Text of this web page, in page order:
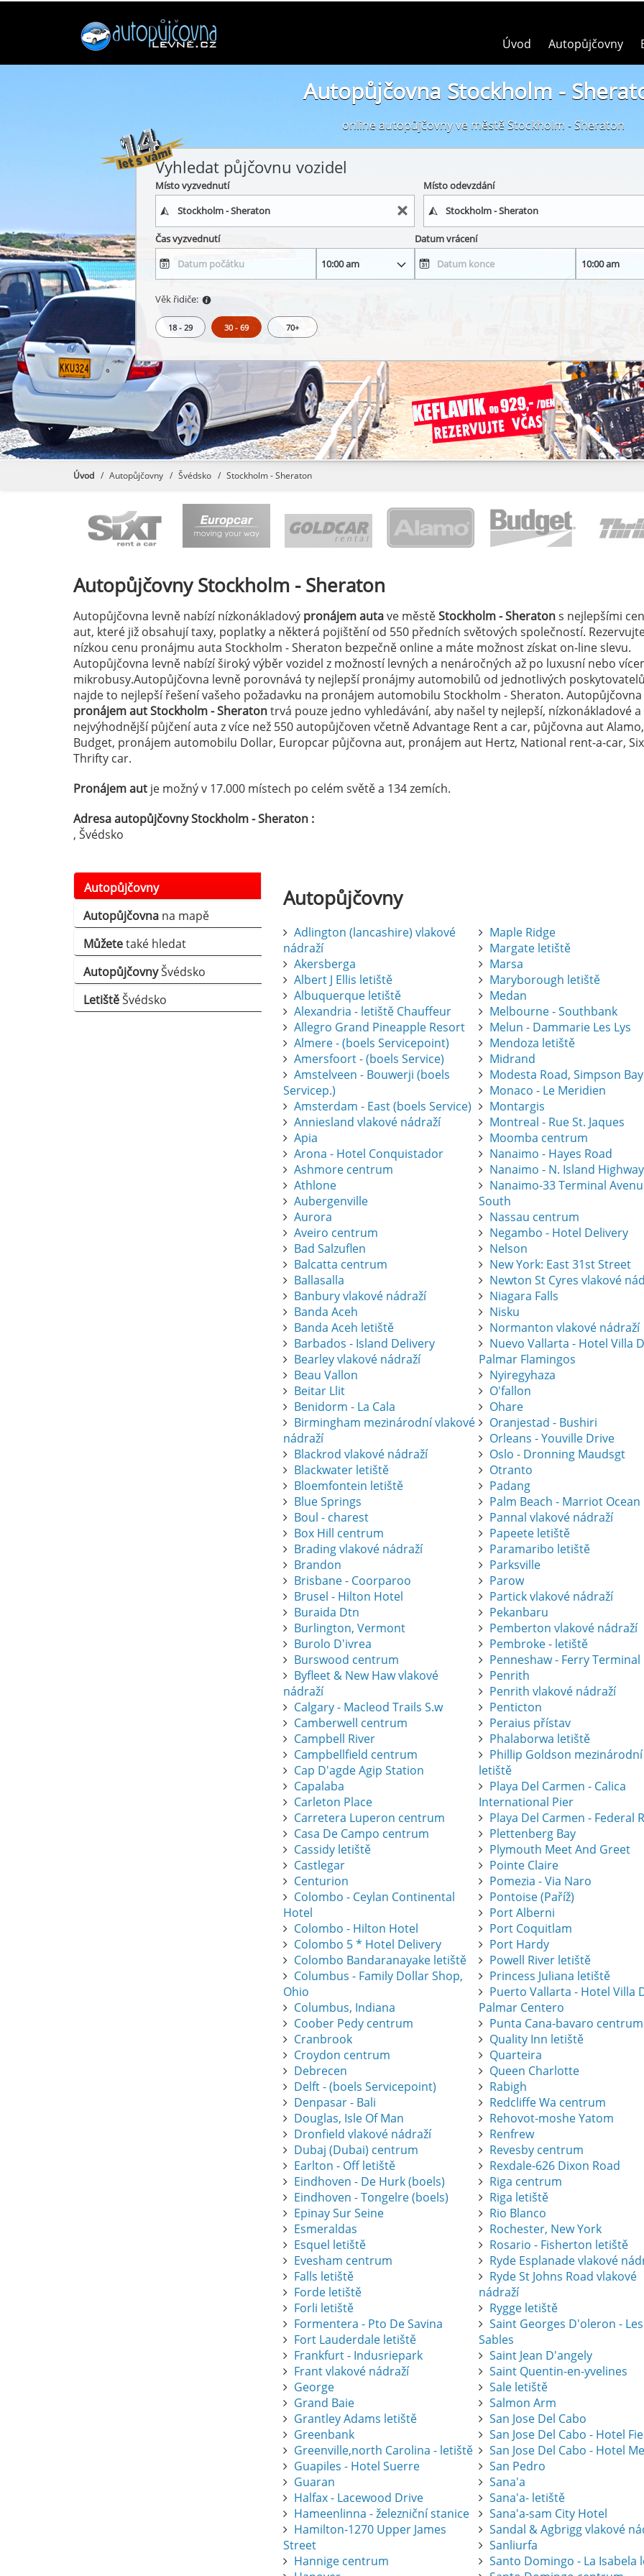
Úvod Autopůjčovny
Autopůjčovna Stockholm -
online autopůjčovny ve městě Stockholm - Sheraton
Vyhledat půjčovnu vozidel
Místo vyzvednutí Místo odevzdání
Čas vyzvednutí Datum vrácení
Věk řidiče:
18 - 29 30 - 69 70+
Úvod Autopůjčovny Švédsko Stockholm - Sheraton
AutopůjčovnyStockholm - Sheraton
Autopůjčovna levně nabízí nízkonákladový pronájem autave městěStockholm - Sheratons nejlepšími
aut, které již obsahují taxy, poplatky a některá pojištění od 550 předních světových společností.
nízkou cenu pronájmu auta Stockholm - Sheraton bezpečně online a máte možnost získat on-line slevu.
Autopůjčovna levně nabízí široký výběr vozidel z možností levných a nenáročných až po luxusní nebo
mikrobusy.Autopůjčovna levně porovnává ty nejlepší pronájmy automobilů od jednotlivých
najde to nejlepší řešení vašeho požadavku na pronájem automobilu Stockholm - Sheraton.
pronájem aut Stockholm - Sheratontrvá pouze jedno vyhledávání, aby našel ty nejlepší, nízkonákladové a
nejvýhodnější půjčení auta z více než 550 autopůjčoven včetně Advantage Rent a car, půjčovna aut Alamo,
Budget, pronájem automobilu Dollar, Europcar půjčovna aut, pronájem aut Hertz, National rent-a-car,
Thrifty car.
Pronájem aut je možný v 17.000 místech po celém světě a 134 zemích.
Adresa autopůjčovny Stockholm - Sheraton :
, Švédsko
Autopůjčovny
Autopůjčovna na mapě
Můžetetaké hledat
AutopůjčovnyŠvédsko
LetištěŠvédsko
Autopůjčovny
Adlington (lancashire) vlakové
nádraží
Akersberga
Albert J Ellis letiště
Albuquerque letiště
Alexandria - letiště Chauffeur
Allegro Grand Pineapple Resort
Almere - (boels Servicepoint)
Amersfoort - (boels Service)
Amstelveen - Bouwerji (boels
Servicep.)
Amsterdam - East (boels Service)
Anniesland vlakové nádraží
Apia
Arona - Hotel Conquistador
Ashmore centrum
Athlone
Aubergenville
Aurora
Aveiro centrum
Bad Salzuflen
Balcatta centrum
Ballasalla
Banbury vlakové nádraží
Banda Aceh
Banda Aceh letiště
Barbados - Island Delivery
Bearley vlakové nádraží
Beau Vallon
Beitar Llit
Benidorm - La Cala
Birmingham mezinárodní vlakové
nádraží
Blackrod vlakové nádraží
Blackwater letiště
Bloemfontein letiště
Blue Springs
Boul - charest
Box Hill centrum
Brading vlakové nádraží
Brandon
Brisbane - Coorparoo
Brusel - Hilton Hotel
Buraida Dtn
Burlington, Vermont
Burolo D'ivrea
Burswood centrum
Byfleet & New Haw vlakové
nádraží
Calgary - Macleod Trails S.w
Camberwell centrum
Campbell River
Campbellfield centrum
Cap D'agde Agip Station
Capalaba
Carleton Place
Carretera Luperon centrum
Casa De Campo centrum
Cassidy letiště
Castlegar
Centurion
Colombo - Ceylan Continental
Hotel
Colombo - Hilton Hotel
Colombo 5 * Hotel Delivery
Colombo Bandaranayake letiště
Columbus - Family Dollar Shop,
Ohio
Columbus, Indiana
Coober Pedy centrum
Cranbrook
Croydon centrum
Debrecen
Delft - (boels Servicepoint)
Denpasar - Bali
Douglas, Isle Of Man
Dronfield vlakové nádraží
Dubaj (Dubai) centrum
Earlton - Off letiště
Eindhoven - De Hurk (boels)
Eindhoven - Tongelre (boels)
Epinay Sur Seine
Esmeraldas
Esquel letiště
Evesham centrum
Falls letiště
Forde letiště
Forli letiště
Formentera - Pto De Savina
Fort Lauderdale letiště
Frankfurt - Indusriepark
Frant vlakové nádraží
George
Grand Baie
Grantley Adams letiště
Greenbank
Greenville,north Carolina - letiště
Guapiles - Hotel Suerre
Guaran
Halfax - Lacewood Drive
Hameenlinna - železniční stanice
Hamilton-1270 Upper James
Street
Hannige centrum
Maple Ridge
Margate letiště
Marsa
Maryborough letiště
Medan
Melbourne - Southbank
Melun - Dammarie Les Lys
Mendoza letiště
Midrand
Modesta Road, Simpson Bay
Monaco - Le Meridien
Montargis
Montreal - Rue St. Jaques
Moomba centrum
Nanaimo - Hayes Road
Nanaimo - N. Island Highway
Nanaimo-33 Terminal
South
Nassau centrum
Negambo - Hotel Delivery
Nelson
New York: East 31st Street
Newton St Cyres vlakové
Niagara Falls
Nisku
Normanton vlakové nádraží
Nuevo Vallarta - Hotel Villa
Palmar Flamingos
Nyiregyhaza
O'fallon
Ohare
Oranjestad - Bushiri
Orleans - Youville Drive
Oslo - Dronning Maudsgt
Otranto
Padang
Palm Beach - Marriot Ocean
Pannal vlakové nádraží
Papeete letiště
Paramaribo letiště
Parksville
Parow
Partick vlakové nádraží
Pekanbaru
Pemberton vlakové nádraží
Pembroke - letiště
Penneshaw - Ferry Terminal
Penrith
Penrith vlakové nádraží
Penticton
Peraius přístav
Phalaborwa letiště
Phillip Goldson mezinárodní
letiště
Playa Del Carmen - Calica
International Pier
Playa Del Carmen - Federal
Plettenberg Bay
Plymouth Meet And Greet
Pointe Claire
Pomezia - Via Naro
Pontoise (Paříž)
Port Alberni
Port Coquitlam
Port Hardy
Powell River letiště
Princess Juliana letiště
Puerto Vallarta - Hotel Villa
Palmar Centero
Punta Cana-bavaro centrum
Quality Inn letiště
Quarteira
Queen Charlotte
Rabigh
Redcliffe Wa centrum
Rehovot-moshe Yatom
Renfrew
Revesby centrum
Rexdale-626 Dixon Road
Riga centrum
Riga letiště
Rio Blanco
Rochester, New York
Rosario - Fisherton letiště
Ryde Esplanade vlakové
Ryde St Johns Road vlakové
nádraží
Rygge letiště
Saint Georges D'oleron - Les
Sables
Saint Jean D'angely
Saint Quentin-en-yvelines
Sale letiště
Salmon Arm
San Jose Del Cabo
San Jose Del Cabo - Hotel
San Jose Del Cabo - Hotel
San Pedro
Sana'a
Sana'a- letiště
Sana'a-sam City Hotel
Sandal & Agbrigg vlakové
Sanliurfa
Santo Domingo - La Isabela